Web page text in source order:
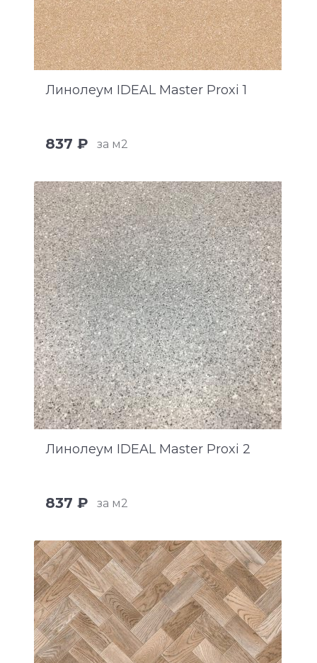
Линолеум IDEAL Master Proxi 1
837 ₽ за м2
Линолеум IDEAL Master Proxi 2
837 ₽ за м2